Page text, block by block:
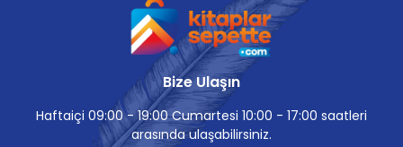
Bize Ulaşın
Haftaiçi 09:00 - 19:00 Cumartesi 10:00 - 17:00 saatleri
arasında ulaşabilirsiniz.